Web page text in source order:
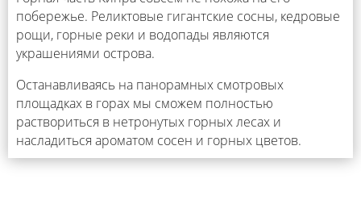
побережье. Реликтовые гигантские сосны, кедровые
рощи, горные реки и водопады являются
украшениями острова.
Останавливаясь на панорамных смотровых
площадках в горах мы сможем полностью
раствориться в нетронутых горных лесах и
насладиться ароматом сосен и горных цветов.